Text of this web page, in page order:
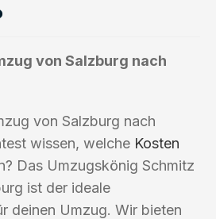
von Salzburg nach
von Salzburg nach
wissen, welche Kosten
Das Umzugskönig Schmitz
ist der ideale
deinen Umzug. Wir bieten